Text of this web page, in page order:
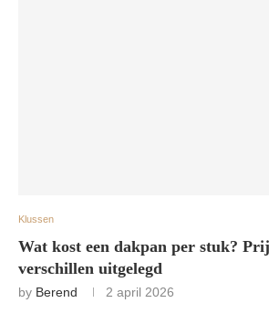
Klussen
Wat kost een dakpan per stuk?
verschillen uitgelegd
by Berend 2 april 2026